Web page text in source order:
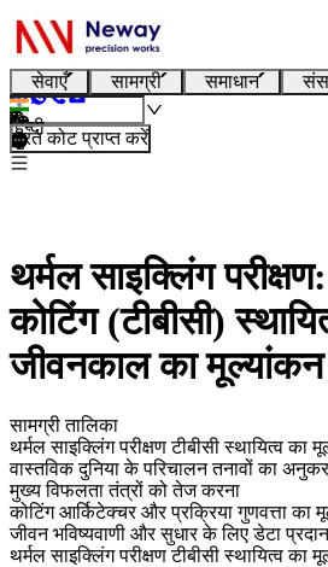
सेवाएँ सामग्री समाधान
हिन्दी
तुरंत कोट प्राप्त करें
थर्मल साइक्लिंग
कोटिंग (टीबीसी)
जीवनकाल का मूल्यांकन
सामग्री तालिका
थर्मल साइक्लिंग परीक्षण टीबीसी स्थायित्व
वास्तविक दुनिया के परिचालन तनावों का
मुख्य विफलता तंत्रों को तेज करना
कोटिंग आर्किटेक्चर और प्रक्रिया गुणवत्ता का
जीवन भविष्यवाणी और सुधार के लिए डेटा
थर्मल साइक्लिंग परीक्षण टीबीसी स्थायित्व